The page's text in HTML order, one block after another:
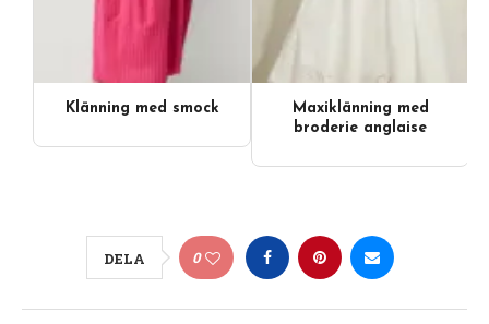
Klänning med smock
Maxiklänning med
broderie anglaise
DELA 0